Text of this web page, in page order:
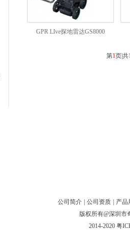
GPR LIve探地雷达GS8000
第1页|共
公司简介 公司资质
产品
版权所有@深圳市
2014-2020 粤